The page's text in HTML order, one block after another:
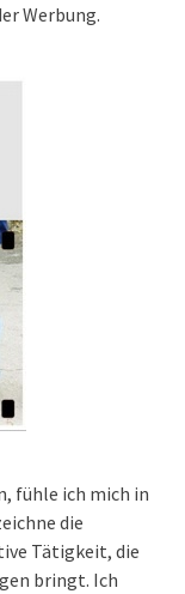
Werbung.
fühle ich mich in
die
Tätigkeit, die
bringt. Ich